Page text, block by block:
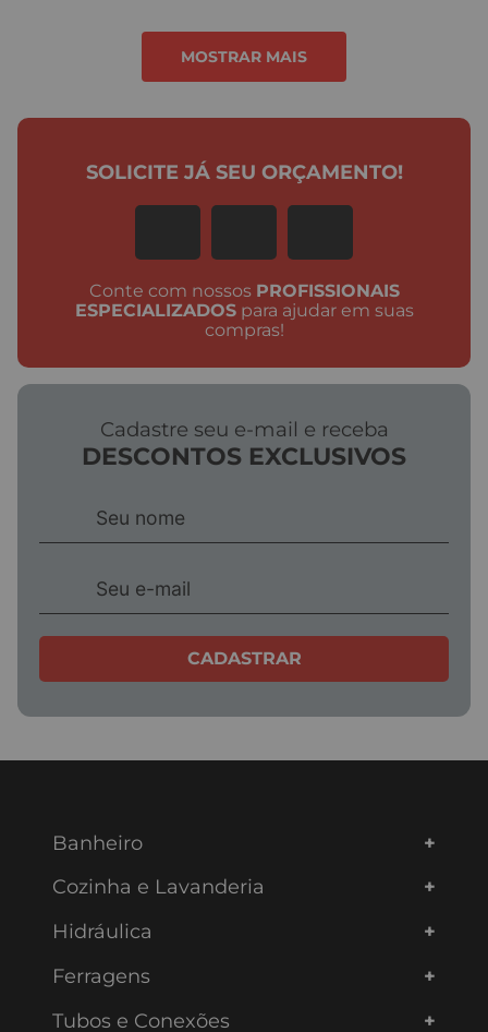
MOSTRAR MAIS
A partir de
deR$ 31,90
COMPRAR
Ocre - Tigre
COMPRAR
Conte com nossos
compras!
Cadastre seu e-mail e receba
DESCONTOS EXCLUSIVOS